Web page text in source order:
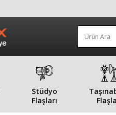
Stüdyo
Flaşları